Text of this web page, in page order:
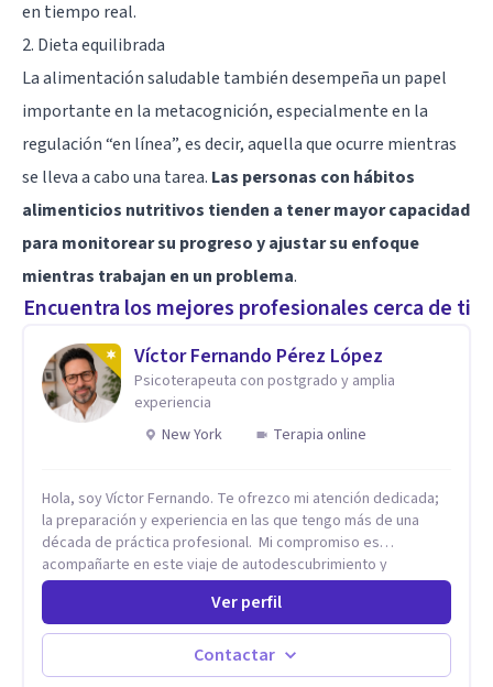
en tiempo real.
2. Dieta equilibrada
La alimentación saludable también desempeña un papel
importante en la metacognición, especialmente en la
regulación “en línea”, es decir, aquella que ocurre mientras
se lleva a cabo una tarea. Las personas con hábitos
alimenticios nutritivos tienden a tener mayor capacidad
para monitorear su progreso y ajustar su enfoque
mientras trabajan en un problema.
Encuentra los mejores profesionales cerca de ti
Víctor Fernando Pérez López
Psicoterapeuta con postgrado y amplia
experiencia
New York
Terapia online
Hola, soy Víctor Fernando. Te ofrezco mi atención dedicada;
la preparación y experiencia en las que tengo más de una
década de práctica profesional. Mi compromiso es
acompañarte en este viaje de autodescubrimiento y
crecimiento con soluciones eficaces. Juntos, abriremos
"ventanas de confianza" donde podrás expresarte sin miedo
a ser juzgada ni juzgado. Este proceso te permitirá
transformar el dolor en crecimiento, construir relaciones más
sanas y conscientes, y vivir una vida con mayor plenitud.
Ver perfil
Contactar